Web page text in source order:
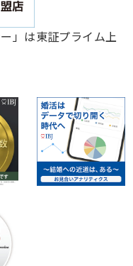
」は東証プライム上